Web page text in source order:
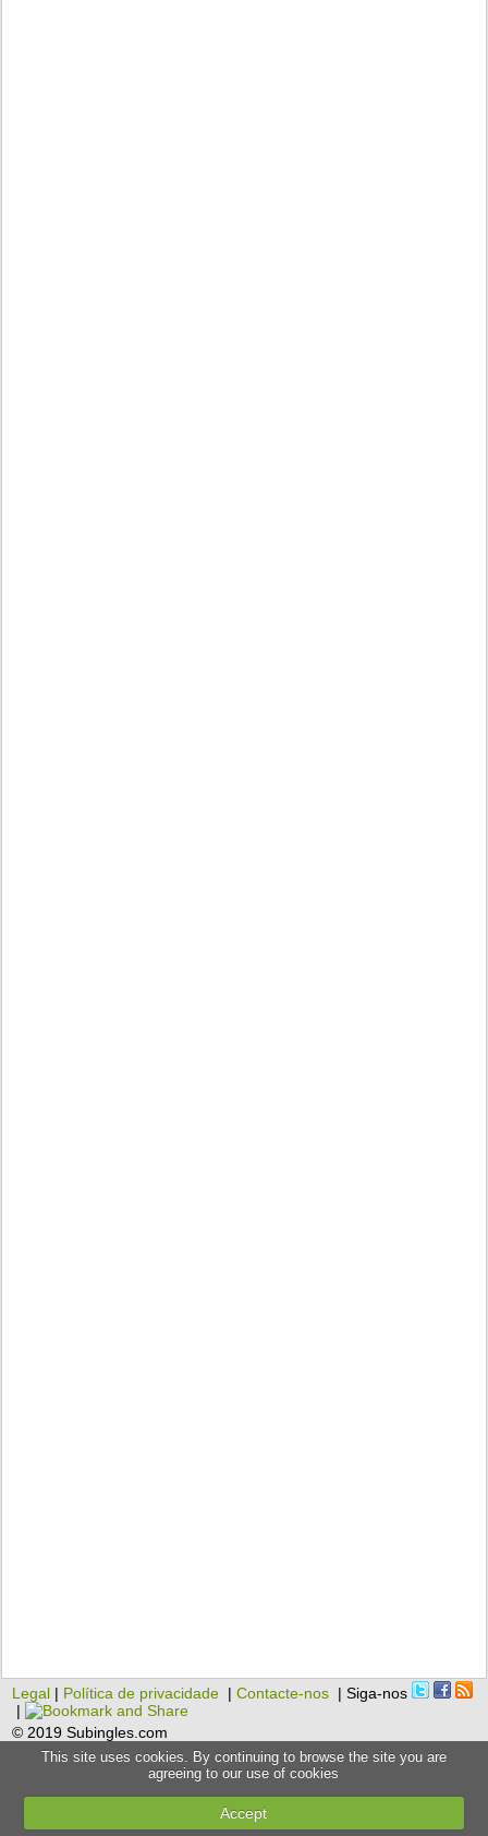
Legal | Política de privacidade |Contacte-nos | Siga-nos
|
© 2019 Subingles.com
This site uses cookies. By continuing to browse the site you are
agreeing to our use of cookies
Accept